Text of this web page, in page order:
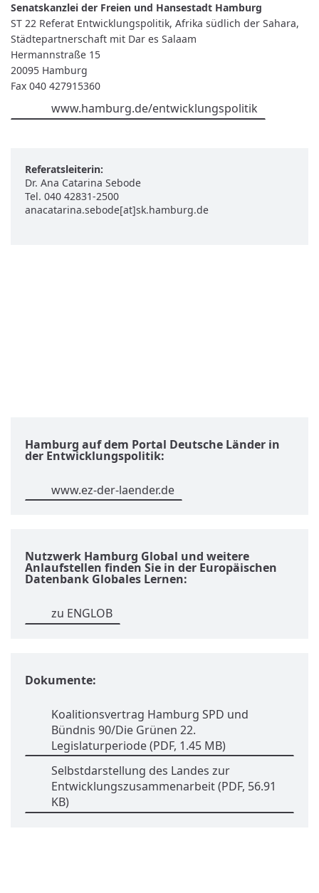
Senatskanzlei der Freien und Hansestadt Hamburg
ST 22 Referat Entwicklungspolitik, Afrika südlich der Sahara,
Städtepartnerschaft mit Dar es Salaam
Hermannstraße 15
20095 Hamburg
Fax 040 427915360
www.hamburg.de/entwicklungspolitik
Referatsleiterin:
Dr. Ana Catarina Sebode
Tel. 040 42831-2500
anacatarina.sebode[at]sk.hamburg.de
Hamburg auf dem Portal Deutsche Länder in
der Entwicklungspolitik:
www.ez-der-laender.de
Nutzwerk Hamburg Global und weitere
Anlaufstellen finden Sie in der Europäischen
Datenbank Globales Lernen:
zu ENGLOB
Dokumente:
Koalitionsvertrag Hamburg SPD und
Bündnis 90/Die Grünen 22.
Legislaturperiode(PDF, 1.45 MB)
Selbstdarstellung des Landes zur
Entwicklungszusammenarbeit(PDF, 56.91
KB)
Kontakt